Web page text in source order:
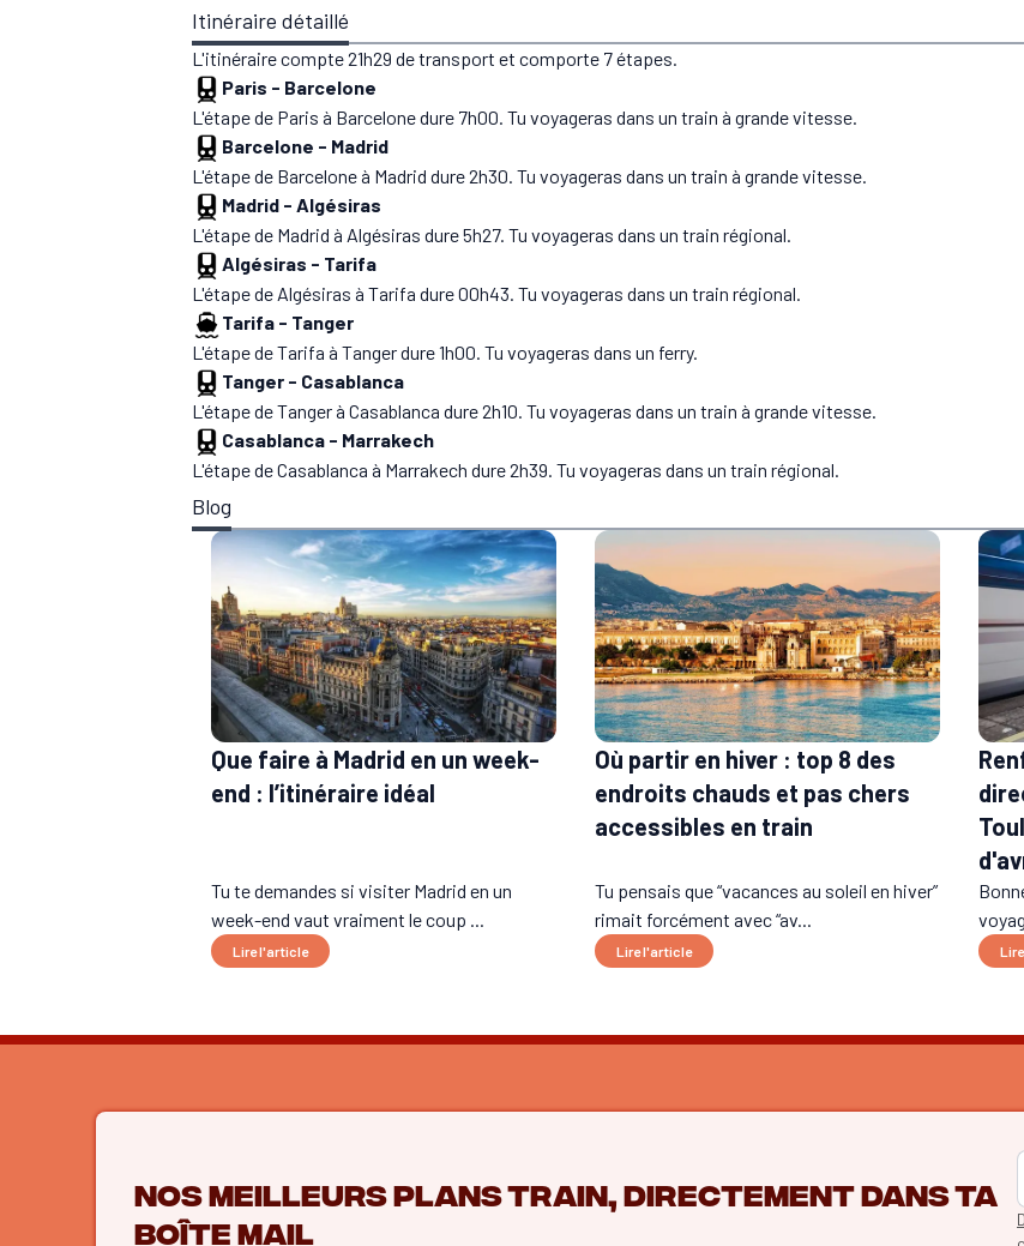
Itinéraire détaillé
L'itinéraire compte 21h29 de transport et comporte 7 étapes.
Paris - Barcelone
L'étape de Paris à Barcelone dure 7h00. Tu voyageras dans un train à grande vitesse.
Barcelone - Madrid
L'étape de Barcelone à Madrid dure 2h30. Tu voyageras dans un train à grande vitesse.
Madrid - Algésiras
L'étape de Madrid à Algésiras dure 5h27. Tu voyageras dans un train régional.
Algésiras - Tarifa
L'étape de Algésiras à Tarifa dure 00h43. Tu voyageras dans un train régional.
Tarifa - Tanger
L'étape de Tarifa à Tanger dure 1h00. Tu voyageras dans un ferry.
Tanger - Casablanca
L'étape de Tanger à Casablanca dure 2h10. Tu voyageras dans un train à grande vitesse.
Casablanca - Marrakech
L'étape de Casablanca à Marrakech dure 2h39. Tu voyageras dans un train régional.
Blog
Que faire à Madrid en un week-
end : l’itinéraire idéal
Tu te demandes si visiter Madrid en un
week-end vaut vraiment le coup ...
Lire l'article
Où partir en hiver : top 8 des
endroits chauds et pas chers
accessibles en train
Tu pensais que “vacances au soleil en hiver”
rimait forcément avec “av...
Lire l'article
Nos meilleurs plans train, directement dans ta
boîte mail